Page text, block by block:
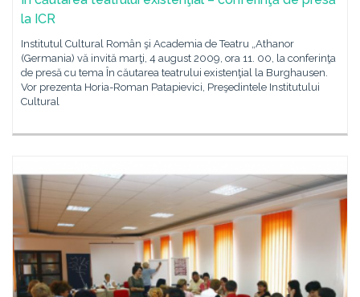
la ICR
Institutul Cultural Român şi Academia de Teatru „Athanor
(Germania) vă invită marţi, 4 august 2009, ora 11. 00, la conferinţa
de presă cu tema În căutarea teatrului existenţial la Burghausen.
Vor prezenta Horia-Roman Patapievici, Preşedintele Institutului
Cultural